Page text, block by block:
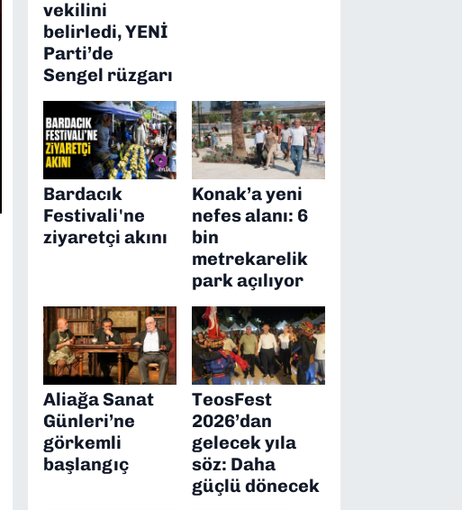
vekilini
belirledi, YENİ
Parti’de
Sengel rüzgarı
Bardacık
Festivali'ne
ziyaretçi akını
Konak’a yeni
nefes alanı: 6
bin
metrekarelik
park açılıyor
Aliağa Sanat
Günleri’ne
görkemli
başlangıç
TeosFest
2026’dan
gelecek yıla
söz: Daha
güçlü dönecek